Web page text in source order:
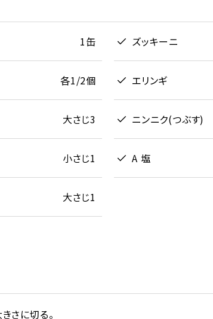
1缶 ズッキーニ
各1/2個 エリンギ
大さじ3 ニンニク(つぶす)
小さじ1 A 塩
大さじ1
さに切る。